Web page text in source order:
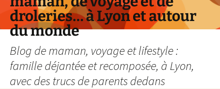
droleries… à Lyon et autour
du monde
Blog de maman, voyage et lifestyle :
famille déjantée et recomposée, à Lyon,
avec des trucs de parents dedans